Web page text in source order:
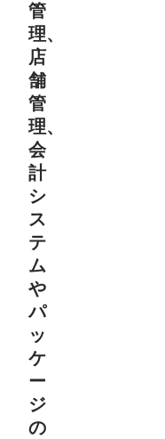
管
理、
店
舗
管
理、
会
計
シ
ス
テ
ム
や
パ
ッ
ケ
ー
ジ
の